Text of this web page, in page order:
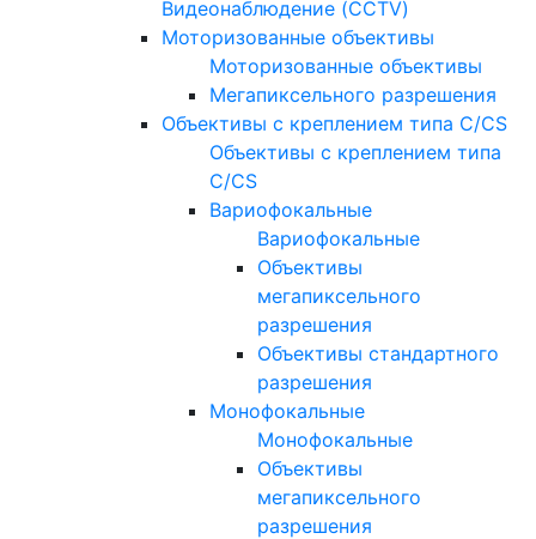
Видеонаблюдение (CCTV)
Моторизованные объективы
Моторизованные объективы
Мегапиксельного разрешения
Объективы с креплением типа C/CS
Объективы с креплением типа
C/CS
Вариофокальные
Вариофокальные
Объективы
мегапиксельного
разрешения
Объективы стандартного
разрешения
Монофокальные
Монофокальные
Объективы
мегапиксельного
разрешения